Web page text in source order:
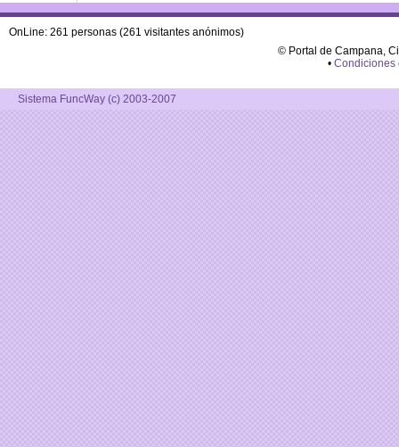
OnLine: 261 personas (261 visitantes anónimos)
© Portal de Campana,
• Condiciones
Sistema FuncWay (c) 2003-2007